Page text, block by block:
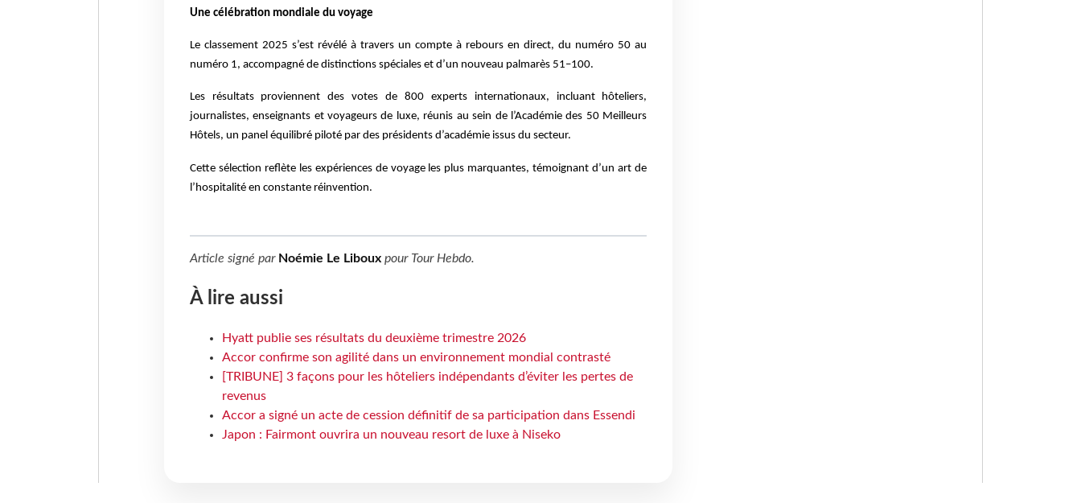
Une célébration mondiale du voyage
Le classement 2025 s’est révélé à travers un compte à rebours en direct, du numéro 50 au
numéro 1, accompagné de distinctions spéciales et d’un nouveau palmarès 51–100.
Les résultats proviennent des votes de 800 experts internationaux, incluant hôteliers,
journalistes, enseignants et voyageurs de luxe, réunis au sein de l’Académie des 50 Meilleurs
Hôtels, un panel équilibré piloté par des présidents d’académie issus du secteur.
Cette sélection reflète les expériences de voyage les plus marquantes, témoignant d’un art de
l’hospitalité en constante réinvention.
Article signé par Noémie Le Libouxpour Tour Hebdo.
À lire aussi
Hyatt publie ses résultats du deuxième trimestre 2026
Accor confirme son agilité dans un environnement mondial contrasté
[TRIBUNE] 3 façons pour les hôteliers indépendants d’éviter les pertes de
revenus
Accor a signé un acte de cession définitif de sa participation dans Essendi
Japon : Fairmont ouvrira un nouveau resort de luxe à Niseko